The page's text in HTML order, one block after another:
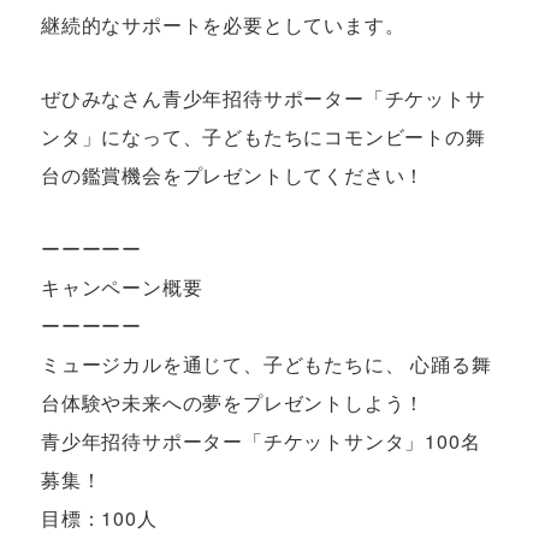
継続的なサポートを必要としています。
ぜひみなさん青少年招待サポーター「チケットサ
ンタ」になって、子どもたちにコモンビートの舞
台の鑑賞機会をプレゼントしてください！
ーーーーー
キャンペーン概要
ーーーーー
ミュージカルを通じて、子どもたちに、 心踊る舞
台体験や未来への夢をプレゼントしよう！
青少年招待サポーター「チケットサンタ」100名
募集！
目標：100人